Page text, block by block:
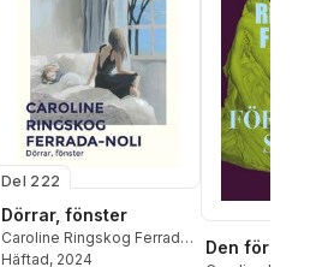
Del 222
Dörrar, fönster
Caroline Ringskog Ferrada-
Noli
Häftad, 2024
Den